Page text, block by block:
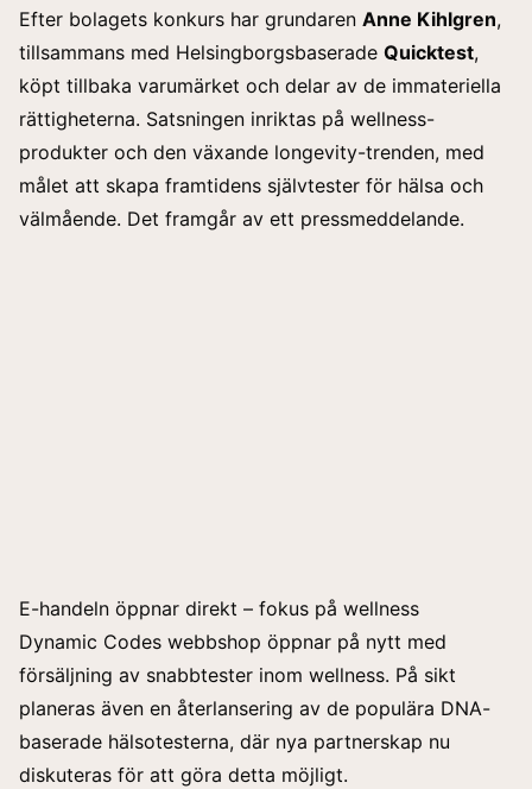
Efter bolagets konkurs har grundaren Anne Kihlgren,
tillsammans med Helsingborgsbaserade Quicktest,
köpt tillbaka varumärket och delar av de immateriella
rättigheterna. Satsningen inriktas på wellness-
produkter och den växande longevity-trenden, med
målet att skapa framtidens självtester för hälsa och
välmående. Det framgår av ett pressmeddelande.
E-handeln öppnar direkt – fokus på wellness
Dynamic Codes webbshop öppnar på nytt med
försäljning av snabbtester inom wellness. På sikt
planeras även en återlansering av de populära DNA-
baserade hälsotesterna, där nya partnerskap nu
diskuteras för att göra detta möjligt.